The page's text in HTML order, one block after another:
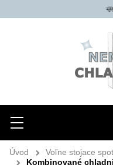
Hľadať
Menu
Úvod
Voľne stojace
Kombinované